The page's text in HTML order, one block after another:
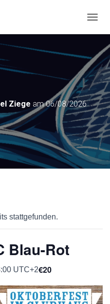
A
G
A
T
O
N
U
M
S
C
A
Ziege am06/08/2026
stattgefunden.
Blau-Rot
UTC+2€20